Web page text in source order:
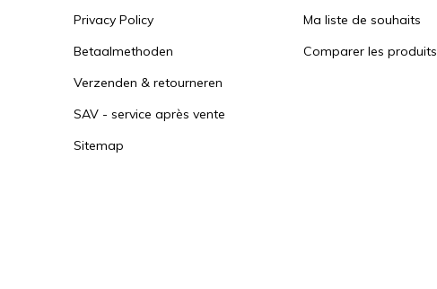
Privacy Policy
Betaalmethoden
Verzenden & retourneren
SAV - service après vente
Sitemap
Ma liste de souhaits
Comparer les produits